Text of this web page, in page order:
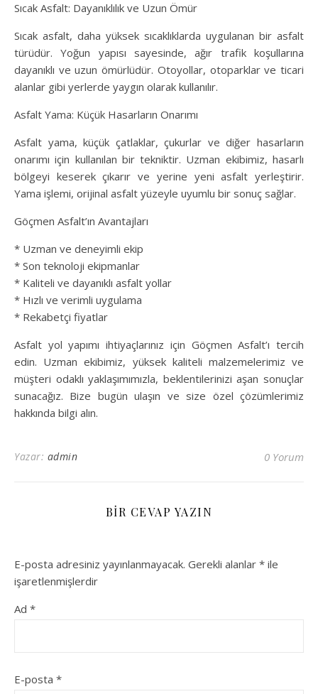
Sıcak Asfalt: Dayanıklılık ve Uzun Ömür
Sıcak asfalt, daha yüksek sıcaklıklarda uygulanan bir asfalt
türüdür. Yoğun yapısı sayesinde, ağır trafik koşullarına
dayanıklı ve uzun ömürlüdür. Otoyollar, otoparklar ve ticari
alanlar gibi yerlerde yaygın olarak kullanılır.
Asfalt Yama: Küçük Hasarların Onarımı
Asfalt yama, küçük çatlaklar, çukurlar ve diğer hasarların
onarımı için kullanılan bir tekniktir. Uzman ekibimiz, hasarlı
bölgeyi keserek çıkarır ve yerine yeni asfalt yerleştirir.
Yama işlemi, orijinal asfalt yüzeyle uyumlu bir sonuç sağlar.
Göçmen Asfalt’ın Avantajları
* Uzman ve deneyimli ekip
* Son teknoloji ekipmanlar
* Kaliteli ve dayanıklı asfalt yollar
* Hızlı ve verimli uygulama
* Rekabetçi fiyatlar
Asfalt yol yapımı ihtiyaçlarınız için Göçmen Asfalt’ı tercih
edin. Uzman ekibimiz, yüksek kaliteli malzemelerimiz ve
müşteri odaklı yaklaşımımızla, beklentilerinizi aşan sonuçlar
sunacağız. Bize bugün ulaşın ve size özel çözümlerimiz
hakkında bilgi alın.
Yazar: admin 0 Yorum
BIR CEVAP YAZIN
E-posta adresiniz yayınlanmayacak. Gerekli alanlar * ile
işaretlenmişlerdir
Ad *
E-posta *